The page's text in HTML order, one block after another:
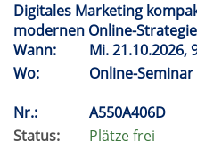
Digitales Marketing
modernen Online-
Wann:
Mi.21.10.2026,
Wo:
Online-Seminar
Nr.:
A550A406D
Status:
Plätze frei